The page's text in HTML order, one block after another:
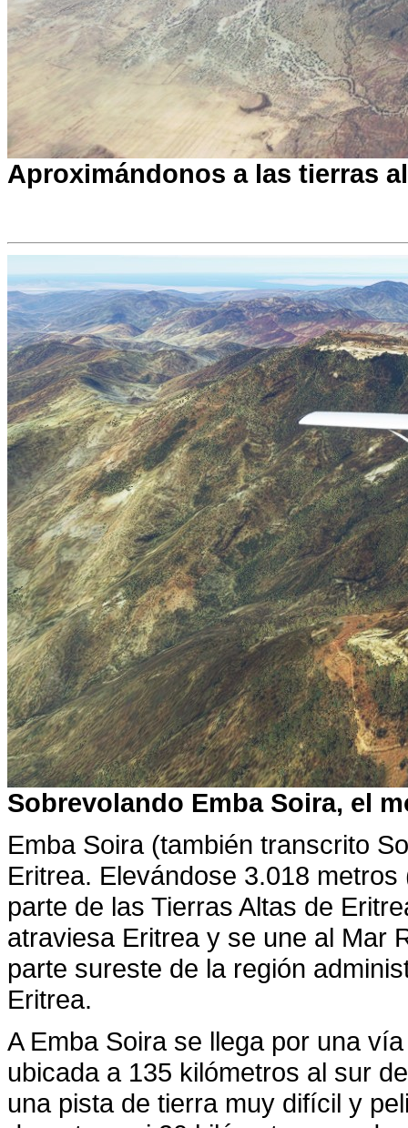
Aproximándonos a las tierras
Sobrevolando Emba Soira, el
Emba Soira (también transcrito
Eritrea. Elevándose 3.018
parte de las Tierras Altas de
atraviesa Eritrea y se une al Mar
parte sureste de la región
Eritrea.
A Emba Soira se llega por una
ubicada a 135 kilómetros al sur
una pista de tierra muy difícil y